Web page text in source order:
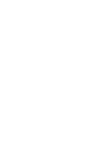
Wert ein